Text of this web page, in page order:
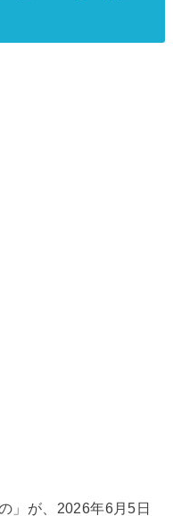
」が、2026年6月5日